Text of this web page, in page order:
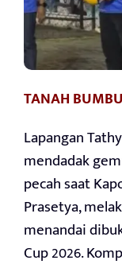
TANAH BUMBU
Lapangan
mendadak
pecah saat
Prasetya,
menandai
Cup 2026.